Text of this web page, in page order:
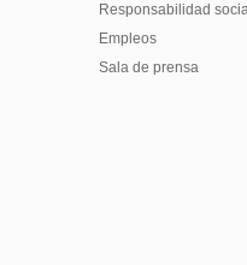
Responsabilidad
Empleos
Sala de prensa